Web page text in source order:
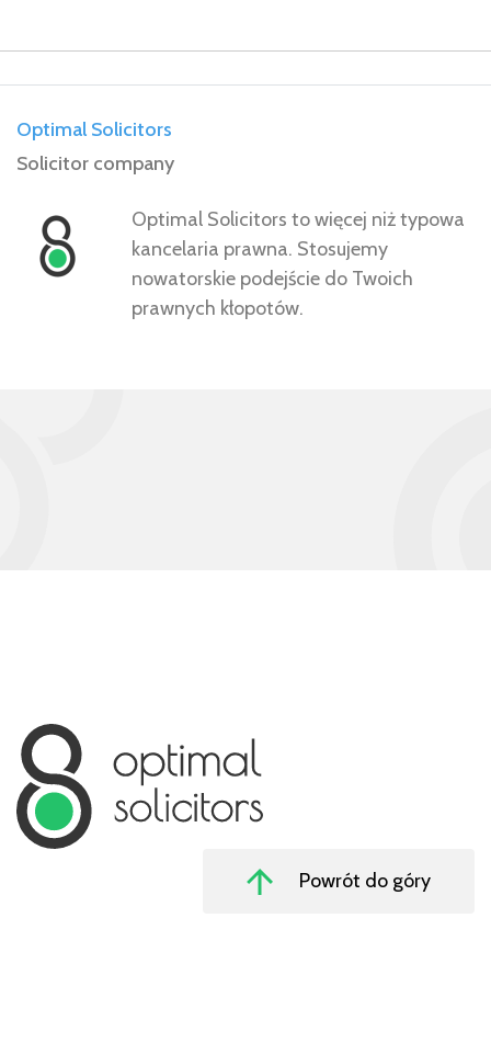
Optimal Solicitors
Solicitor company
Optimal Solicitors to więcej niż typowa
kancelaria prawna. Stosujemy
nowatorskie podejście do Twoich
prawnych kłopotów.
Powrót do góry